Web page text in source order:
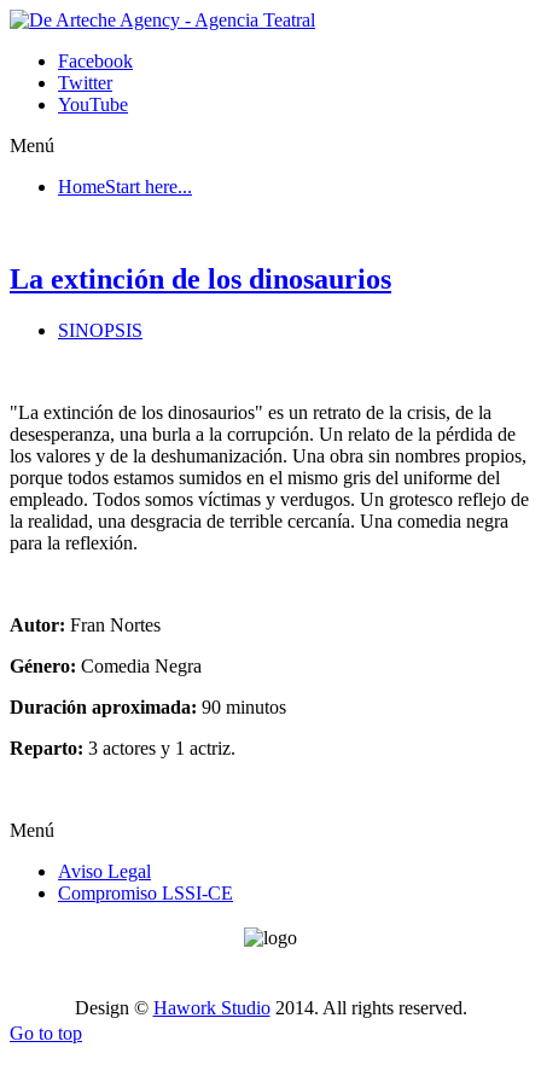
Facebook
Twitter
YouTube
Menú
HomeStart here...
La extinción de los dinosaurios
SINOPSIS
"La extinción de los dinosaurios" es un retrato de la crisis, de la
desesperanza, una burla a la corrupción. Un relato de la pérdida de
los valores y de la deshumanización. Una obra sin nombres propios,
porque todos estamos sumidos en el mismo gris del uniforme del
empleado. Todos somos víctimas y verdugos. Un grotesco reflejo de
la realidad, una desgracia de terrible cercanía. Una comedia negra
para la reflexión.
Autor: Fran Nortes
Género: Comedia Negra
Duración aproximada: 90 minutos
Reparto: 3 actores y 1 actriz.
Menú
Aviso Legal
Compromiso LSSI-CE
Design © Hawork Studio2014. All rights reserved.
Go to top